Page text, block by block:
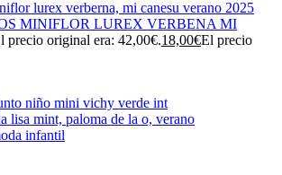
MINIFLOR LUREX VERBENA MI
precio original era: 42,00€.18,00€El precio